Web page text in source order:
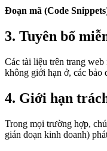
Đoạn mã (Code
3. Tuyên bố
Các tài liệu trên trang
không giới hạn ở, các bảo
4. Giới hạn
Trong mọi trường hợp,
gián đoạn kinh doanh)